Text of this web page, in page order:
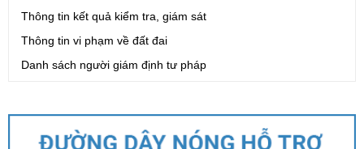
Thông tin kết quả kiểm tra, giám sát
Thông tin vi phạm về đất đai
Danh sách người giám định tư pháp